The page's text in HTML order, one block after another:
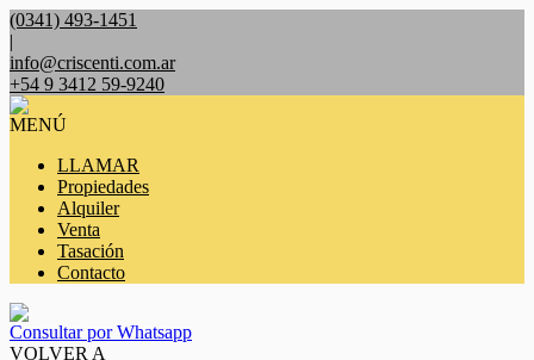
(0341) 493-1451
|
info@criscenti.com.ar
+54 9 3412 59-9240
MENÚ
LLAMAR
Propiedades
Alquiler
Venta
Tasación
Contacto
Consultar por Whatsapp
VOLVER A